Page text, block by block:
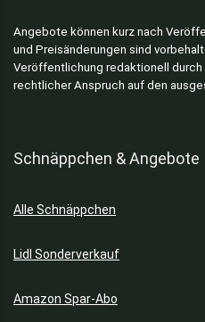
Angebote können kurz nach
und Preisänderungen sind
Veröffentlichung redaktionell
rechtlicher Anspruch auf den
Schnäppchen & Angebote
Alle Schnäppchen
Lidl Sonderverkauf
Amazon Spar-Abo